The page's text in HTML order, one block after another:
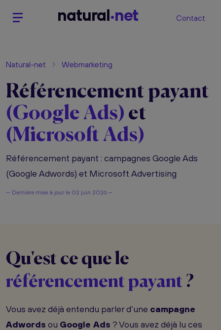
natural net Contact
Natural-net Webmarketing
Référencement payant
(Google Ads) et
(Microsoft Ads)
Référencement payant : campagnes Google Ads
(Google Adwords) et Microsoft Advertising
— Dernière mise à jour le 02 juin 2026 —
Qu'est ce que le
référencement payant ?
Vous avez déjà entendu parler d’une campagne
Adwords ou Google Ads ? Vous avez déjà lu ces